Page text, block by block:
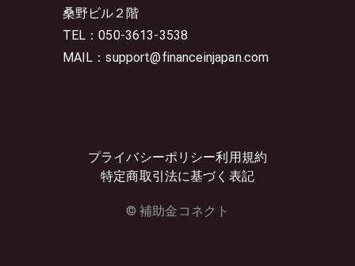
桑野ビル２階
TEL：050-3613-3538
MAIL：support@financeinjapan.com
プライバシーポリシー利用規約
特定商取引法に基づく表記
© 補助金コネクト